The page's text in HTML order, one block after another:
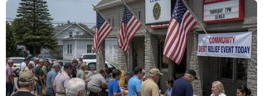
Tạm giam kẻ chống người thi hành công
vụ và gây thương tích
10/09/2021 23:29